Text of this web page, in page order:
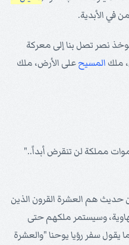
في الأبدية.
نصر تصل بنا إلى معركة
ملك المسيحعلى الأرض، ملك
مملكة لن تنقرض أبداً.."
حديث هم العشرة القرون الذين
وسيستمر ملكهم حتى
سفر رؤيا يوحنا "والعشرة